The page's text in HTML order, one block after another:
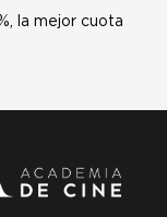
la mejor cuota